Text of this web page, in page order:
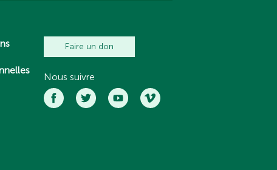
Faire un don
Nous suivre